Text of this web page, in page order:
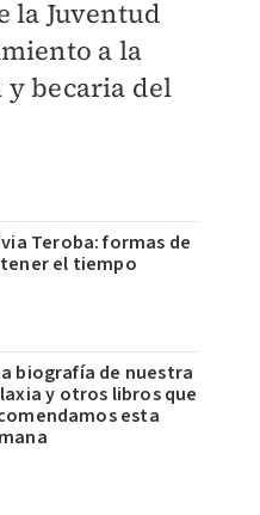
la Juventud
a la
becaria del
Teroba: formas de
el tiempo
biografía de nuestra
y otros libros que
esta